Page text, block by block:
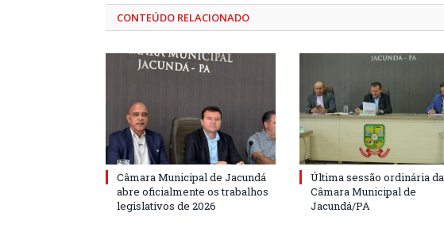
CONTEÚDO RELACIONADO
Câmara Municipal de Jacundá
abre oficialmente os trabalhos
legislativos de 2026
Última sessão ordinária da
Câmara Municipal de
Jacundá/PA